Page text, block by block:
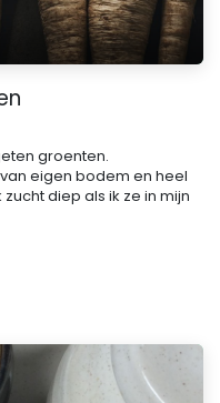
groenten.
eigen bodem en heel
diep als ik ze in mijn